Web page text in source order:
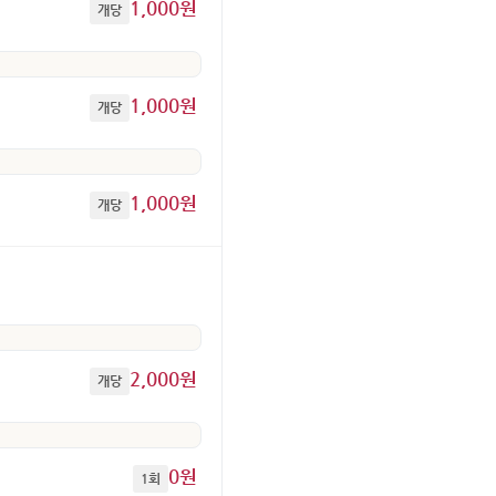
개당 1,000원
개당 1,000원
개당 1,000원
개당 2,000원
1회 0원